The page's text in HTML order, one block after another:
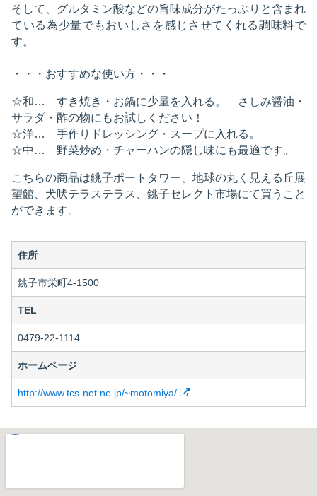
そして、グルタミン酸などの旨味成分がたっぷりと含まれ
ている為少量でもおいしさを感じさせてくれる調味料で
す。
・・・おすすめな使い方・・・
☆和… すき焼き・お鍋に少量を入れる。 さしみ醤油・
サラダ・酢の物にもお試しください！
☆洋… 手作りドレッシング・スープに入れる。
☆中… 野菜炒め・チャーハンの隠し味にも最適です。
こちらの商品は銚子ポートタワー、地球の丸く見える丘展
望館、犬吠テラステラス、銚子セレクト市場にて買うこと
ができます。
住所
銚子市栄町4-1500
TEL
0479-22-1114
ホームページ
http://www.tcs-net.ne.jp/~motomiya/